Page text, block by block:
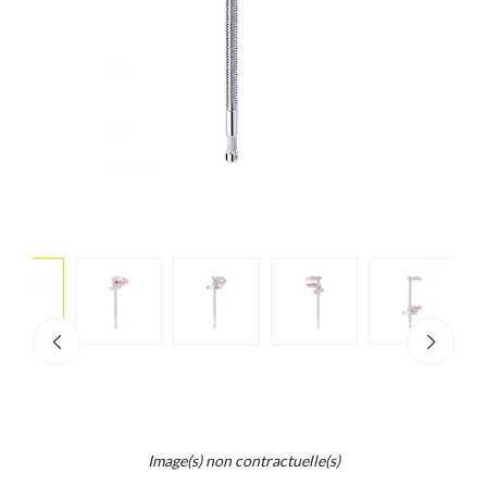
Image(s) non contractuelle(s)